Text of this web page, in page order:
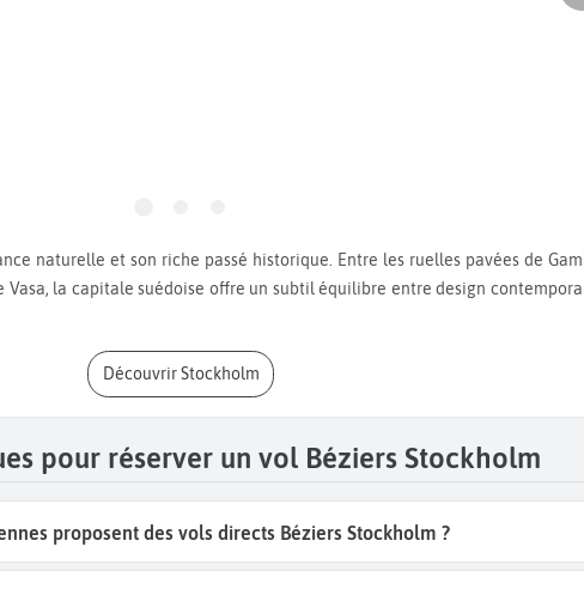
Vasa, la capitale suédoise offre un subtil équilibre entre design
Découvrir Stockholm
pour réserver un vol Béziers Stockholm
proposent des vols directs Béziers Stockholm ?